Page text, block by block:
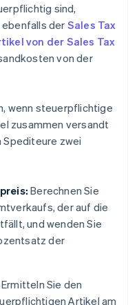
sind,
der Sales Tax
von der Sales Tax
von der
wenn steuerpflichtige
zusammen versandt
Spediteure zwei
Berechnen Sie
der auf die
und wenden Sie
der
Ermitteln Sie den
Artikel am